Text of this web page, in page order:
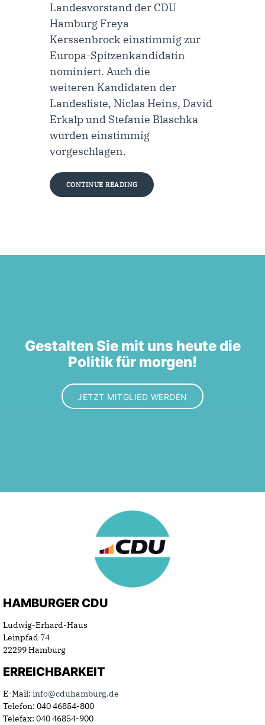
Landesvorstand der CDU
Hamburg Freya
Kerssenbrock einstimmig zur
Europa-Spitzenkandidatin
nominiert. Auch die
weiteren Kandidaten der
Landesliste, Niclas Heins, David
Erkalp und Stefanie Blaschka
wurden einstimmig
vorgeschlagen.
CONTINUE READING
Gestalten Sie mit uns heute die
Politik für morgen!
JETZT MITGLIED WERDEN
HAMBURGER CDU
Ludwig-Erhard-Haus
Leinpfad 74
22299 Hamburg
ERREICHBARKEIT
E-Mail: info@cduhamburg.de
Telefon: 040 46854-800
Telefax: 040 46854-900